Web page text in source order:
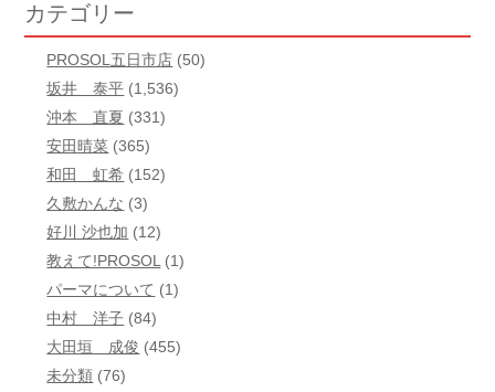
カテゴリー
PROSOL五日市店 (50)
坂井 泰平 (1,536)
沖本 直夏 (331)
安田晴菜 (365)
和田 虹希 (152)
久敷かんな (3)
好川 沙也加 (12)
教えて!PROSOL(1)
パーマについて (1)
中村 洋子 (84)
大田垣 成俊 (455)
未分類 (76)